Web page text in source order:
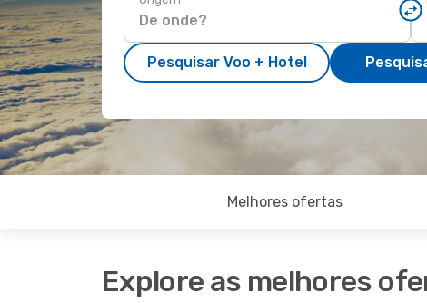
Pesquisar Voo + Hotel
Melhores ofertas
Explore as melhores